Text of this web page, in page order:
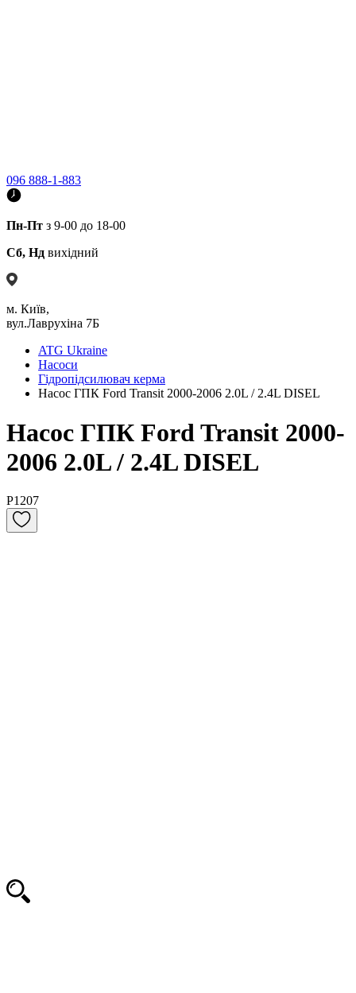
096 888-1-883
Пн-Пт з 9-00 до 18-00
Сб, Нд вихідний
м. Київ,
вул.Лаврухіна 7Б
ATG Ukraine
Насоси
Гідропідсилювач керма
Насос ГПК Ford Transit 2000-2006 2.0L / 2.4L DISEL
Насос ГПК Ford Transit 2000-
2006 2.0L / 2.4L DISEL
P1207